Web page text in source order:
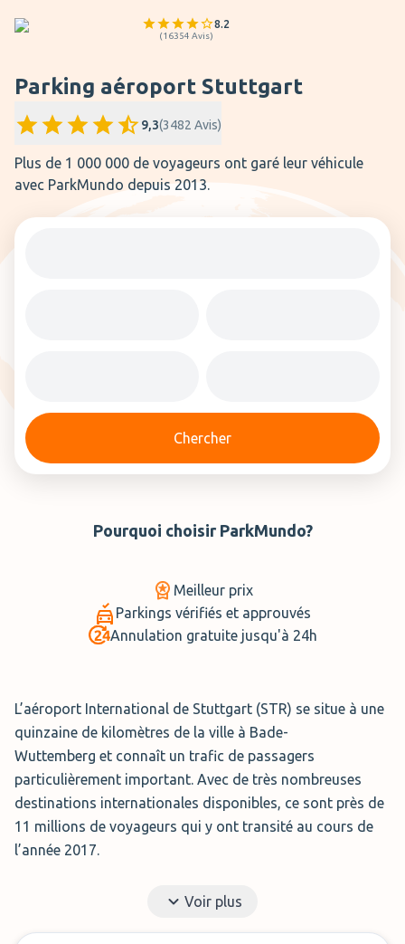
8.2
(16354 Avis)
Parking aéroport Stuttgart
9,3(3482 Avis)
Plus de 1 000 000 de voyageurs ont garé leur véhicule
avec ParkMundo depuis 2013.
Chercher
Pourquoi choisir ParkMundo?
Meilleur prix
Parkings vérifiés et approuvés
Annulation gratuite jusqu'à 24h
L’aéroport International de Stuttgart (STR) se situe à une
quinzaine de kilomètres de la ville à Bade-
Wuttemberg et connaît un trafic de passagers
particulièrement important. Avec de très nombreuses
destinations internationales disponibles, ce sont près de
11 millions de voyageurs qui y ont transité au cours de
l’année 2017.
trouver une place de parking aéroport Stuttgart pas cher
peut souvent se révéler assez difficile.ParkMundo
Voir plus